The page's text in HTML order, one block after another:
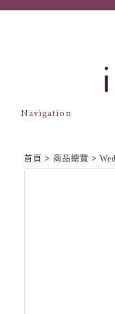
Navigation
首頁 > 商品總覽 >